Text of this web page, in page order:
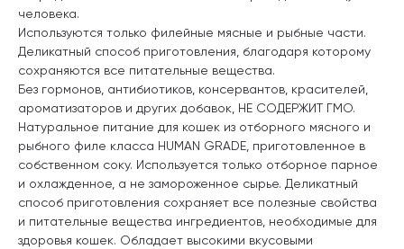
человека.
Используются только филейные мясные и рыбные части.
Деликатный способ приготовления, благодаря которому
сохраняются все питательные вещества.
Без гормонов, антибиотиков, консервантов, красителей,
ароматизаторов и других добавок, НЕ СОДЕРЖИТ ГМО.
Натуральное питание для кошек из отборного мясного и
рыбного филе класса HUMAN GRADE, приготовленное в
собственном соку. Используется только отборное парное
и охлажденное, а не замороженное сырье. Деликатный
способ приготовления сохраняет все полезные свойства
и питательные вещества ингредиентов, необходимые для
здоровья кошек. Обладает высокими вкусовыми